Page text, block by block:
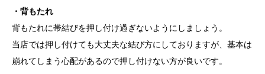
・背もたれ
背もたれに帯結びを押し付け過ぎないようにしましょう。
当店では押し付けても大丈夫な結び方にしておりますが、基本は
崩れてしまう心配があるので押し付けない方が良いです。